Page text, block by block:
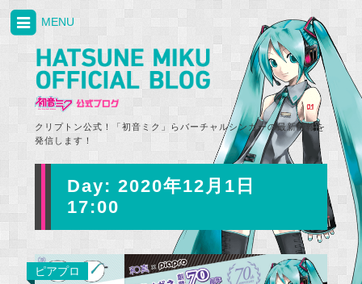
クリプトン公式！「初音ミク」らバーチャルシンガーの最新情報を
発信します！
MENU
Day: 2020年12月1日
17:00
ピアプロ